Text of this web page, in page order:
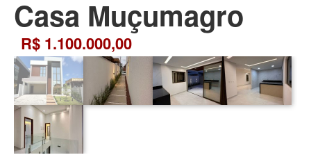
Casa Muçumagro
R$ 1.100.000,00